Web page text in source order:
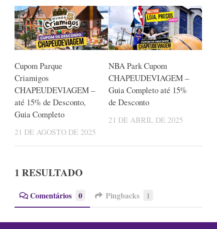
Cupom Parque
Criamigos
CHAPEUDEVIAGEM –
até 15% de Desconto,
Guia Completo
21 DE AGOSTO DE 2025
NBA Park Cupom
CHAPEUDEVIAGEM –
Guia Completo até 15%
de Desconto
21 DE ABRIL DE 2025
1 RESULTADO
Comentários 0 Pingbacks 1